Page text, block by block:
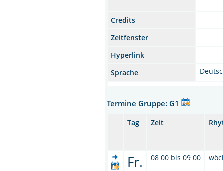
Credits
Zeitfenster
Hyperlink
Sprache
Termine Gruppe: G1
Tag Zeit
Fr. 08:00 bis 09:00